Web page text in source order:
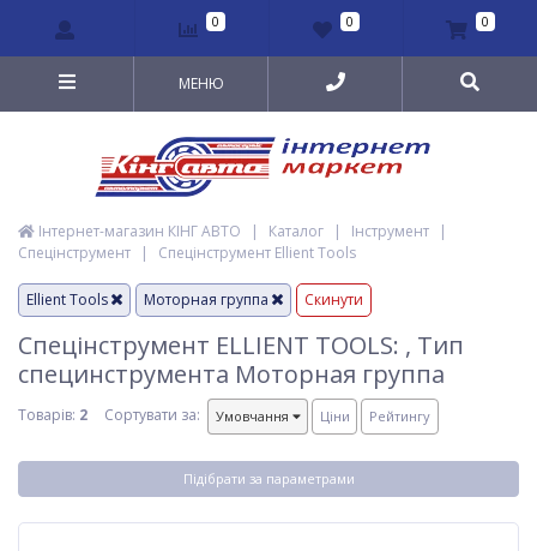
0 0 0
МЕНЮ
Інтернет-магазин КІНГ АВТО | Каталог | Інструмент
|
Спецінструмент
| Спецінструмент Ellient Tools
Ellient Tools Моторная группа Скинути
Спецінструмент ELLIENT TOOLS: , Тип
специнструмента Моторная группа
Товарів: 2 Сортувати за: Умовчання Ціни Рейтингу
Підібрати за параметрами